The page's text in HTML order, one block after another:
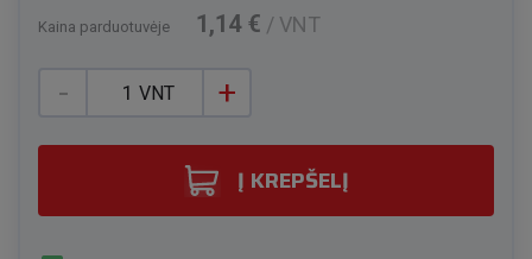
Kaina parduotuvėje 1,14 € / VNT
- +
VNT
Į KREPŠELĮ